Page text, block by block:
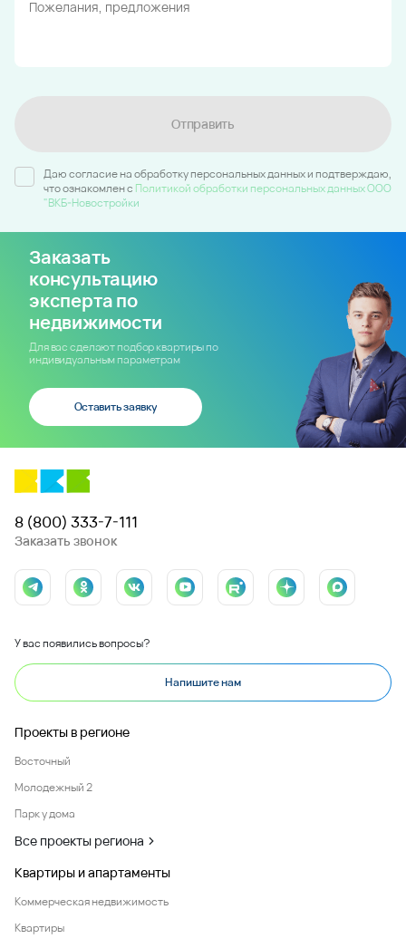
Отправить
Даю согласие на обработку персональных данных и подтверждаю,
что ознакомлен c Политикой обработки персональных данных ООО
"ВКБ-Новостройки
Заказать
консультацию
эксперта по
недвижимости
Для вас сделают подбор квартиры по
индивидуальным параметрам
Оставить заявку
8 (800) 333-7-111
Заказать звонок
У вас появились вопросы?
Напишите нам
Проекты в регионе
Восточный
Молодежный 2
Парк у дома
Все проекты региона
Квартиры и апартаменты
Коммерческая недвижимость
Квартиры